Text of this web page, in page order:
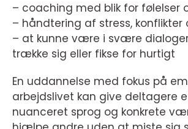
– coaching med blik for følelser
– håndtering af stress, konflikter
– at kunne være i svære
trække sig eller fikse for hurtigt
En uddannelse med fokus på
arbejdslivet kan give deltagere
nuanceret sprog og konkrete